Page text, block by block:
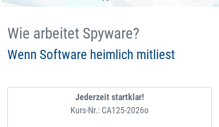
Wie arbeitet Spyware?
Wenn Software heimlich mitliest
Jederzeit startklar!
Kurs-Nr.: CA125-2026o